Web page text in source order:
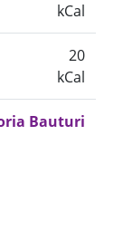
kCal
20
kCal
Bauturi